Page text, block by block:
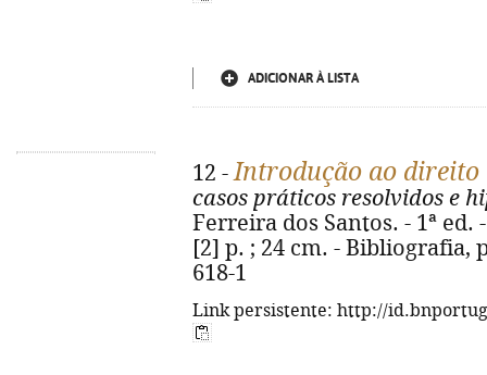
ADICIONAR À LISTA
12 -Introdução ao
casos práticos resolvidos e
Ferreira dos Santos. - 1ª ed.
[2] p. ; 24 cm. - Bibliografia,
618-1
Link persistente: http://